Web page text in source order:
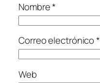
Nombre*
Correo electrónico*
Web